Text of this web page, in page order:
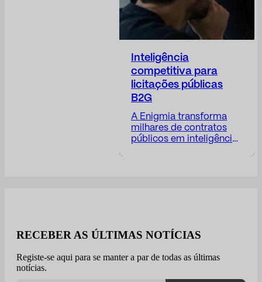
empresa...
Inteligência
competitiva para
licitações públicas
B2G
A Enigmia transforma
milhares de contratos
públicos em inteligência
poucas empresas
realmente entendem
A maioria das empresas
RECEBER AS ÚLTIMAS NOTÍCIAS
Registe-se aqui para se manter a par de todas as últimas
notícias.